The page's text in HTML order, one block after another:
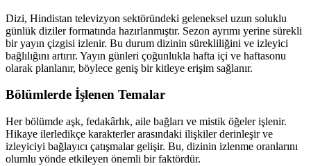
Dizi, Hindistan televizyon sektöründeki geleneksel uzun soluklu
günlük diziler formatında hazırlanmıştır. Sezon ayrımı yerine sürekli
bir yayın çizgisi izlenir. Bu durum dizinin sürekliliğini ve izleyici
bağlılığını artırır. Yayın günleri çoğunlukla hafta içi ve haftasonu
olarak planlanır, böylece geniş bir kitleye erişim sağlanır.
Bölümlerde İşlenen Temalar
Her bölümde aşk, fedakârlık, aile bağları ve mistik öğeler işlenir.
Hikaye ilerledikçe karakterler arasındaki ilişkiler derinleşir ve
izleyiciyi bağlayıcı çatışmalar gelişir. Bu, dizinin izlenme oranlarını
olumlu yönde etkileyen önemli bir faktördür.